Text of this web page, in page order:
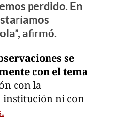
perdido. En
afirmó.
se
con el tema
con la
institución ni con